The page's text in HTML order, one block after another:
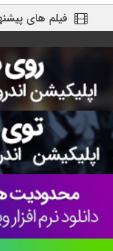
فیلم های